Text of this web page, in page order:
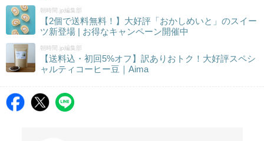
朝時間.jp編集部
【2個で送料無料！】大好評「おかしめいと」のスイー
ツ新登場 | お得なキャンペーン開催中
朝時間.jp編集部
【送料込・初回5%オフ】訳ありおトク！大好評スペシ
ャルティコーヒー豆｜Aima